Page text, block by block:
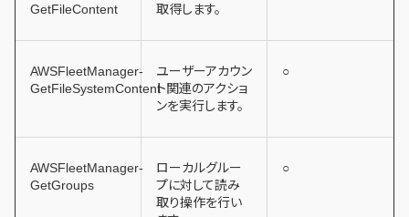
GetFileContent
取得します。
AWSFleetManager-
GetFileSystemContent
ユーザーアカウン
ト関連のアクショ
ンを実行します。
○
AWSFleetManager-
GetGroups
ローカルグルー
プに対して読み
取り操作を行い
○